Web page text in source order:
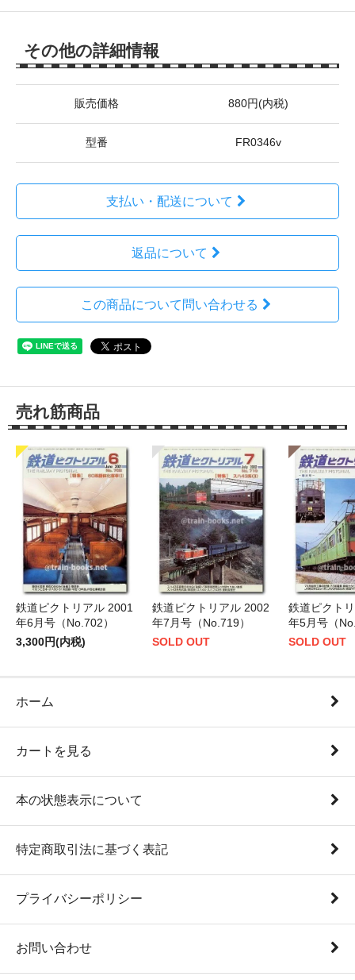
その他の詳細情報
販売価格 880円(内税)
型番 FR0346v
支払い・配送について
返品について
この商品について問い合わせる
売れ筋商品
鉄道ピクトリアル 2001
年6月号（No.702）
3,300円(内税)
鉄道ピクトリアル 2002
年7月号（No.719）
SOLD OUT
鉄道ピクト
年5月号（
SOLD OUT
ホーム
カートを見る
本の状態表示について
特定商取引法に基づく表記
プライバシーポリシー
お問い合わせ